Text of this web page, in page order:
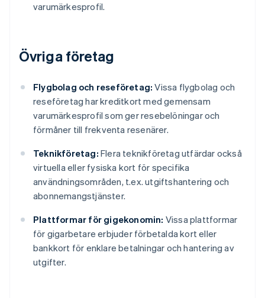
varumärkesprofil.
Övriga företag
Flygbolag och reseföretag: Vissa flygbolag och
reseföretag har kreditkort med gemensam
varumärkesprofil som ger resebelöningar och
förmåner till frekventa resenärer.
Teknikföretag: Flera teknikföretag utfärdar också
virtuella eller fysiska kort för specifika
användningsområden, t.ex. utgiftshantering och
abonnemangstjänster.
Plattformar för gigekonomin: Vissa plattformar
för gigarbetare erbjuder förbetalda kort eller
bankkort för enklare betalningar och hantering av
utgifter.